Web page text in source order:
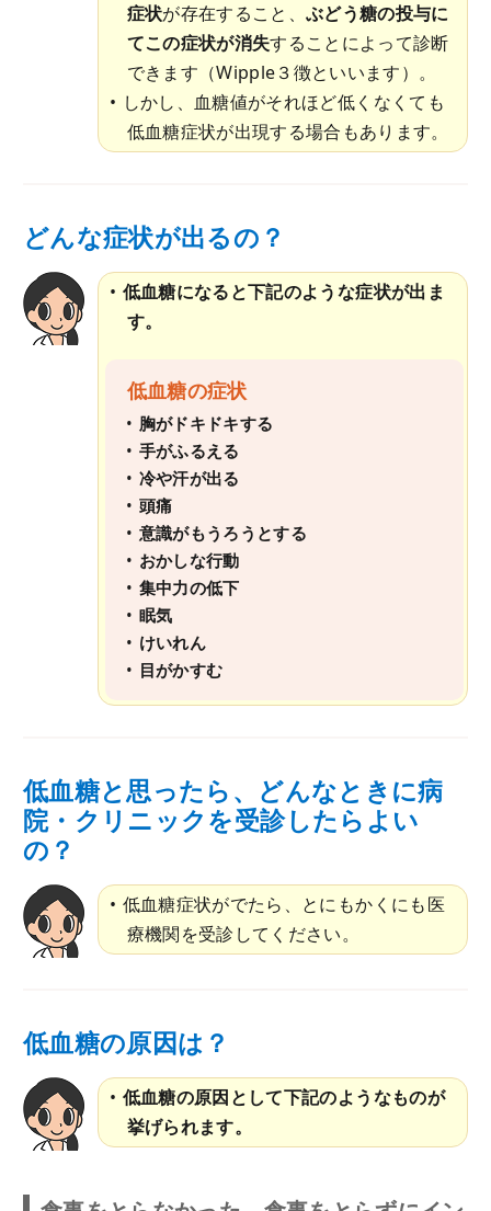
症状が存在すること、ぶどう糖の投与に
てこの症状が消失することによって診断
できます（Wipple３徴といいます）。
しかし、血糖値がそれほど低くなくても
低血糖症状が出現する場合もあります。
どんな症状が出るの？
低血糖になると下記のような症状が出ま
す。
低血糖の症状
胸がドキドキする
手がふるえる
冷や汗が出る
頭痛
意識がもうろうとする
おかしな行動
集中力の低下
眠気
けいれん
目がかすむ
低血糖と思ったら、どんなときに病
院・クリニックを受診したらよい
の？
低血糖症状がでたら、とにもかくにも医
療機関を受診してください。
低血糖の原因は？
低血糖の原因として下記のようなものが
挙げられます。